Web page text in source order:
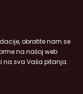
obratite nam se
na našoj web
na sva Vaša pitanja.